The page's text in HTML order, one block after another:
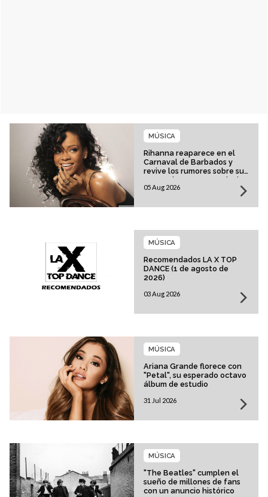
Rihanna reaparece en el
Carnaval de Barbados y
revive los rumores sobre su
esperado regreso musical
MÚSICA
05 Aug 2026
Recomendados LA X TOP
DANCE (1 de agosto de
2026)
MÚSICA
03 Aug 2026
Ariana Grande florece con
"Petal", su esperado octavo
álbum de estudio
MÚSICA
31 Jul 2026
"The Beatles" cumplen el
sueño de millones de fans
con un anuncio histórico
MÚSICA